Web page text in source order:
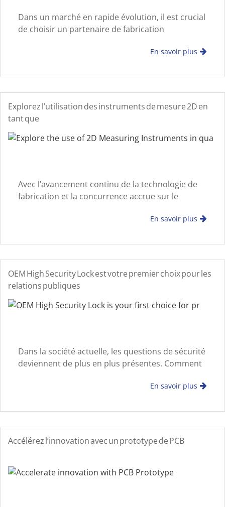
Dans un marché en rapide évolution, il est crucial
de choisir un partenaire de fabrication
cœur du produit et peut réaliser efficacement la
En savoir plus
Explorez l’utilisation des instruments de mesure 2D en
tant que
Avec l’avancement continu de la technologie de
fabrication et la concurrence accrue sur le
produits ne cessent de s’intensifier. Pendant la
En savoir plus
OEM High Security Lock est votre premier choix pour les
relations publiques
Dans la société actuelle, les questions de sécurité
deviennent de plus en plus présentes. Comment
privée est devenu un problème auquel chacun
En savoir plus
Accélérez l’innovation avec un prototype de PCB